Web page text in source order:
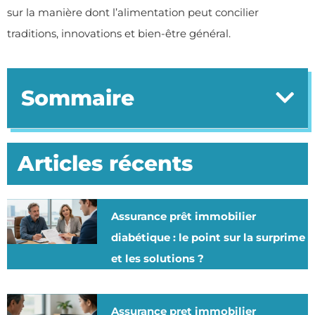
sur la manière dont l’alimentation peut concilier
traditions, innovations et bien-être général.
Sommaire
Articles récents
Assurance prêt immobilier
diabétique : le point sur la surprime
et les solutions ?
Assurance pret immobilier